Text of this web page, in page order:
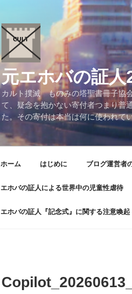
元エホバの証
カルト撲滅 ものみの塔聖書冊子協
て、疑念を抱かない寄付者つまり普
た。その寄付は本当は何に使われて
ホーム はじめに ブログ運営者
エホバの証人による世界中の児童性虐待
エホバの証人『記念式』に関する注意喚起